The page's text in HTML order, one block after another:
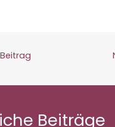
Beiträge